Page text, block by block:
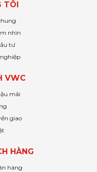
TÔI
nhìn
tư
VWC
mãi
giao
HÀNG
hàng